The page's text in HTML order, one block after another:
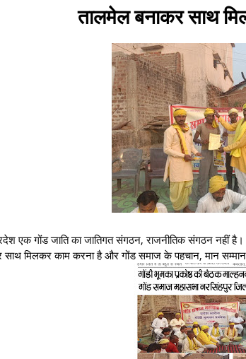
तालमेल बनाकर साथ
एक गोंड जाति का जातिगत संगठन, राजनीतिक संगठन नहीं
मिलकर काम करना है और गोंड समाज के पहचान, मान सम्मान